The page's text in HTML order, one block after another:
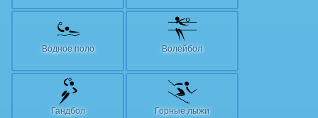
Водное поло Волейбол
Гандбол Горные лыжи